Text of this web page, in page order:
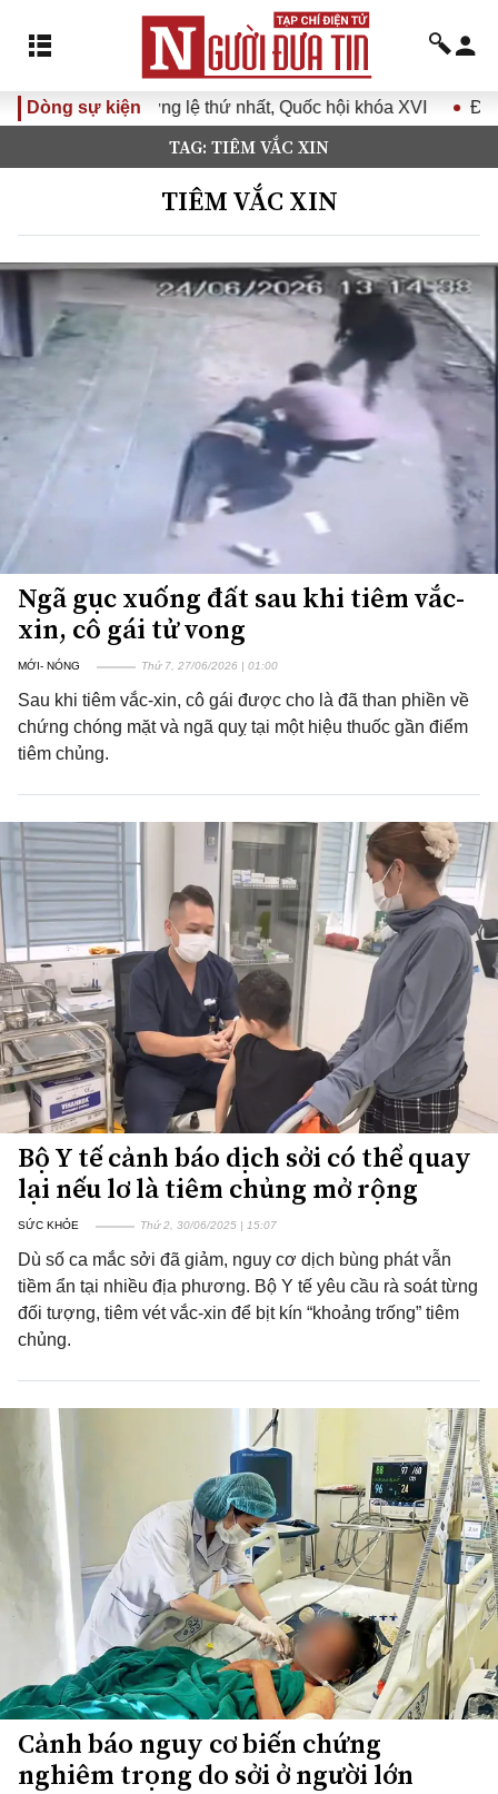
Dòng sự kiện
nhất, Quốc hội khóa XVI Đưa Nghị quyết Đại hội
TAG: TIÊM VẮC XIN
TIÊM VẮC XIN
Ngã gục xuống đất sau khi tiêm vắc-
xin, cô gái tử vong
MỚI- NÓNG Thứ 7, 27/06/2026 | 01:00
Sau khi tiêm vắc-xin, cô gái được cho là đã than phiền về
chứng chóng mặt và ngã quỵ tại một hiệu thuốc gần điểm
tiêm chủng.
Bộ Y tế cảnh báo dịch sởi có thể quay
lại nếu lơ là tiêm chủng mở rộng
SỨC KHỎE Thứ 2, 30/06/2025 | 15:07
Dù số ca mắc sởi đã giảm, nguy cơ dịch bùng phát vẫn
tiềm ẩn tại nhiều địa phương. Bộ Y tế yêu cầu rà soát từng
đối tượng, tiêm vét vắc-xin để bịt kín “khoảng trống” tiêm
chủng.
Cảnh báo nguy cơ biến chứng
nghiêm trọng do sởi ở người lớn